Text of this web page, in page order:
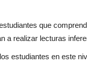
que
a realizar lecturas
los estudiantes en este